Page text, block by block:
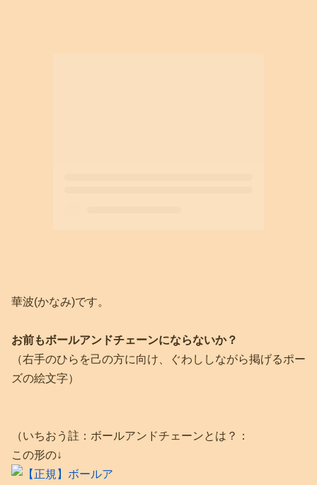
華波(かなみ)です。
お前もボールアンドチェーンにならないか？
（右手のひらを己の方に向け、ぐわししながら掲げるポー
ズの絵文字）
（いちおう註：ボールアンドチェーンとは？：
この形の↓